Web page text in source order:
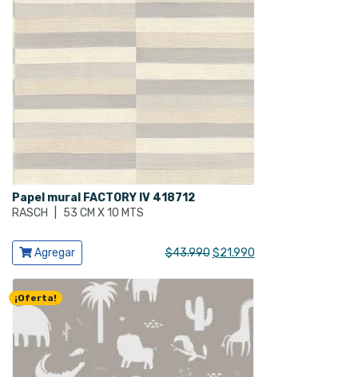
Papel mural FACTORY IV 418712
RASCH
53 CM X 10 MTS
Ver producto
Agregar $43.990 El
$43.990.
$21.990El
¡Oferta!